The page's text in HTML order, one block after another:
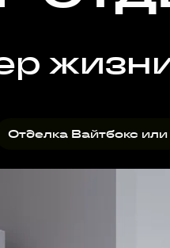
Отделка Вайтбокс